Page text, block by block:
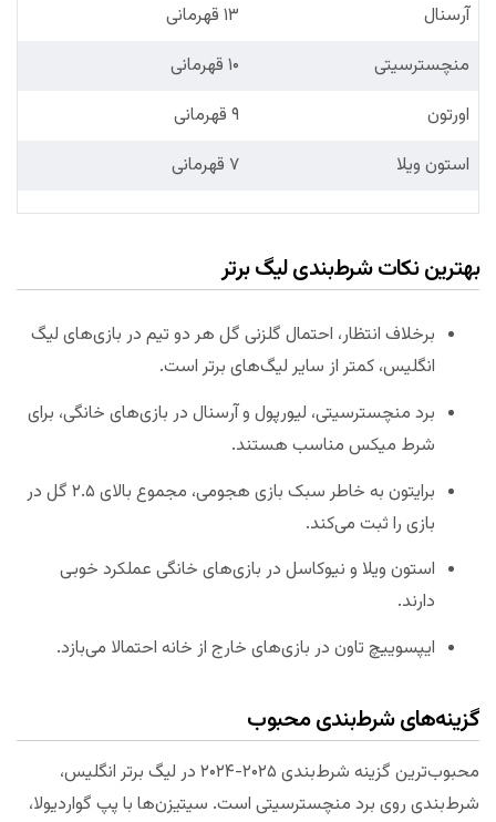
آرسنال
۱۳ قهرمانی
منچسترسیتی
۱۰ قهرمانی
اورتون
۹ قهرمانی
استون ویلا
۷ قهرمانی
بهترین نکات شرط‌بندی لیگ برتر
برخلاف انتظار، احتمال گلزنی گل هر دو تیم در بازی‌های لیگ
انگلیس، کمتر از سایر لیگ‌های برتر است.
برد منچسترسیتی، لیورپول و آرسنال در بازی‌های خانگی، برای
شرط میکس مناسب هستند.
برایتون به خاطر سبک بازی‌ هجومی، مجموع بالای ۲.۵ گل در
بازی را ثبت می‌کند.
استون ویلا و نیوکاسل در بازی‌های خانگی عملکرد خوبی
دارند.
ایپسوییچ تاون در بازی‌های خارج از خانه احتمالا می‌بازد.
گزینه‌های شرط‌بندی محبوب
محبوب‌ترین گزینه شرط‌بندی ۲۰۲۵-۲۰۲۴ در لیگ برتر انگلیس،
شرط‌بندی روی برد منچسترسیتی است. سیتیزن‌ها با پپ گواردیولا،